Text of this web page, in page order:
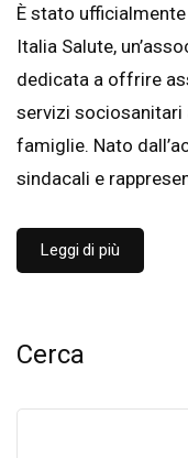
È stato
Italia Salute,
dedicata a offrire
servizi sociosanitari
famiglie. Nato
sindacali e
Leggi di più
Cerca